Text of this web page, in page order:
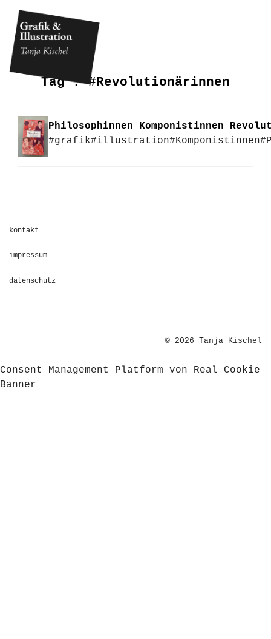
Tag :#Revolutionärinnen
Philosophinnen Komponistinnen
#grafik#illustration#Komponistinnen
kontakt
impressum
datenschutz
© 2026 Tanja Kischel
Consent Management Platform von Real Cookie
Banner